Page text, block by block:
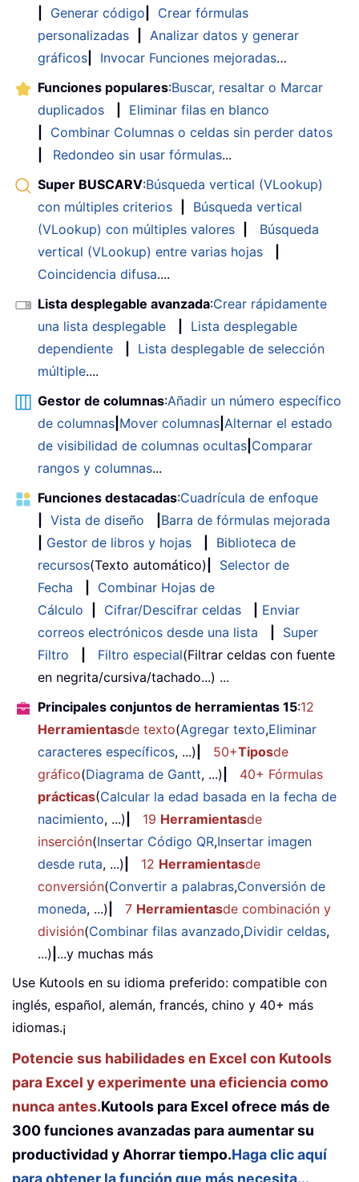
Generar código
Crear fórmulas
personalizadas
Analizar datos y generar
gráficos
Invocar Funciones mejoradas…
Funciones populares:Buscar, resaltar o Marcar
duplicados
Eliminar filas en blanco
Combinar Columnas o celdas sin perder datos
Redondeo sin usar fórmulas...
Super BUSCARV:Búsqueda vertical (VLookup)
con múltiples criterios
Búsqueda vertical
(VLookup) con múltiples valores
Búsqueda
vertical (VLookup) entre varias hojas
Coincidencia difusa....
Lista desplegable avanzada:Crear rápidamente
una lista desplegable
Lista desplegable
dependiente
Lista desplegable de selección
múltiple....
Gestor de columnas:Añadir un número específico
de columnas Mover columnas Alternar el estado
de visibilidad de columnas ocultas Comparar
rangos y columnas...
Funciones destacadas:Cuadrícula de enfoque
Vista de diseño
Barra de fórmulas mejorada
Gestor de libros y hojas
Biblioteca de
recursos(Texto automático)
Selector de
Fecha
Combinar Hojas de
Cálculo
Cifrar/Descifrar celdas
Enviar
correos electrónicos desde una lista
Super
Filtro
Filtro especial(Filtrar celdas con fuente
en negrita/cursiva/tachado...) ...
Principales conjuntos de herramientas 15:12
Herramientasde texto(Agregar texto,Eliminar
caracteres específicos, ...) 50+Tiposde
gráfico(Diagrama de Gantt, ...)
40+ Fórmulas
prácticas(Calcular la edad basada en la fecha de
nacimiento, ...) 19 Herramientasde
inserción(Insertar Código QR,Insertar imagen
desde ruta, ...) 12 Herramientasde
conversión(Convertir a palabras,Conversión de
moneda, ...) 7 Herramientasde combinación y
división(Combinar filas avanzado,Dividir celdas,
...) ...y muchas más
Use Kutools en su idioma preferido: compatible con
inglés, español, alemán, francés, chino y 40+ más
idiomas.¡
Potencie sus habilidades en Excel con Kutools
para Excel y experimente una eficiencia como
nunca antes.Kutools para Excel ofrece más de
300 funciones avanzadas para aumentar su
productividad y Ahorrar tiempo.Haga clic aquí
para obtener la función que más necesita...